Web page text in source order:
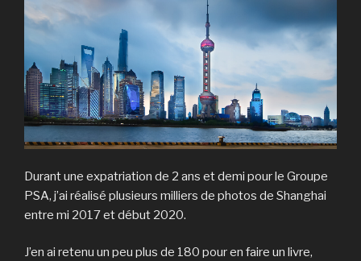
Durant une expatriation de 2 ans et demi pour le Groupe
PSA, j’ai réalisé plusieurs milliers de photos de Shanghai
entre mi 2017 et début 2020.
J’en ai retenu un peu plus de 180 pour en faire un livre,